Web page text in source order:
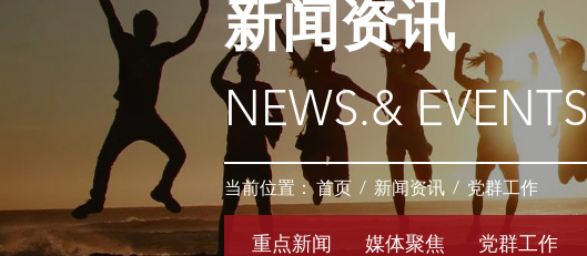
新闻资讯
NEWS.& EVENTS
当前位置：首页 / 新闻资讯 / 党群工作
重点新闻 媒体聚焦 党群工作